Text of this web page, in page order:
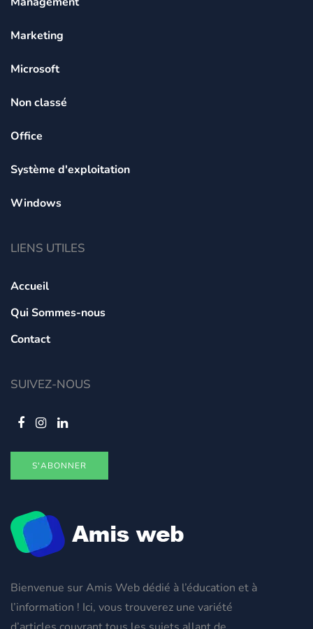
Bienvenue sur Amis Web dédié à l’éducation et à
l’information ! Ici, vous trouverez une variété
Marketing
Microsoft
Non classé
Office
Système d'exploitation
Windows
LIENS UTILES
Accueil
Qui Sommes-nous
Contact
SUIVEZ-NOUS
S'ABONNER